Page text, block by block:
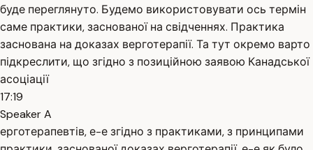
буде переглянуто. Будемо використовувати ось термін
саме практики, заснованої на свідченнях. Практика
заснована на доказах верготерапії. Та тут окремо варто
підкреслити, що згідно з позиційною заявою Канадської
асоціації
17:19
Speaker A
ерготерапевтів, е-е згідно з практиками, з принципами